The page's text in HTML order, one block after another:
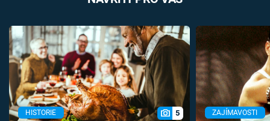
HISTORIE 5 ZAJÍMAVOSTI